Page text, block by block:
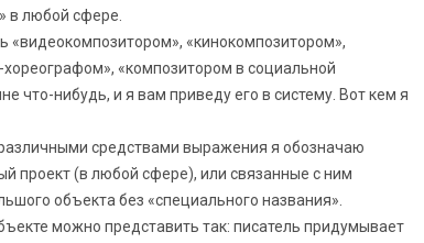
в любой сфере.
«видеокомпозитором», «кинокомпозитором»,
«композитором в социальной
что-нибудь, и я вам приведу его в систему. Вот кем я
средствами выражения я обозначаю
проект (в любой сфере), или связанные с ним
объекта без «специального названия».
можно представить так: писатель придумывает